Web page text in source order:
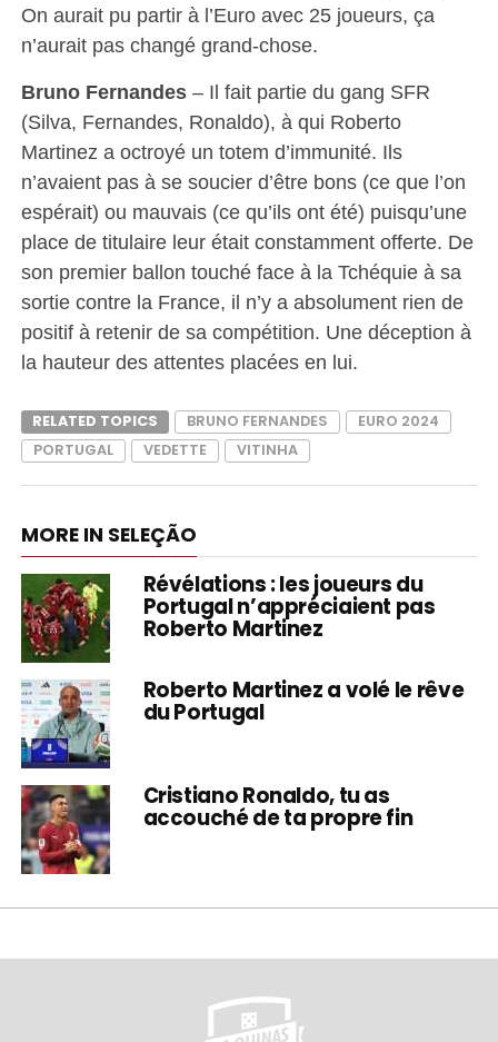
On aurait pu partir à l’Euro avec 25 joueurs, ça
n’aurait pas changé grand-chose.
Bruno Fernandes– Il fait partie du gang SFR
(Silva, Fernandes, Ronaldo), à qui Roberto
Martinez a octroyé un totem d’immunité. Ils
n’avaient pas à se soucier d’être bons (ce que l’on
espérait) ou mauvais (ce qu’ils ont été) puisqu’une
place de titulaire leur était constamment offerte. De
son premier ballon touché face à la Tchéquie à sa
sortie contre la France, il n’y a absolument rien de
positif à retenir de sa compétition. Une déception à
la hauteur des attentes placées en lui.
RELATED TOPICS BRUNO FERNANDES
EURO 2024
PORTUGAL
VEDETTE VITINHA
MORE IN SELEÇÃO
Révélations : les joueurs du
Portugal n’appréciaient pas
Roberto Martinez
Roberto Martinez a volé le rêve
du Portugal
Cristiano Ronaldo, tu as
accouché de ta propre fin